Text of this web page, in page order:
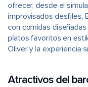
ofrecer, desde el
improvisados desfiles.
con comidas
platos favoritos en
Oliver y la experiencia
Atractivos del